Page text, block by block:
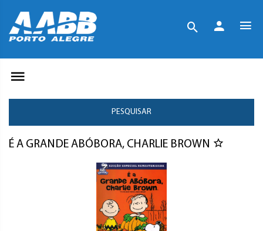
PESQUISAR
É A GRANDE ABÓBORA, CHARLIE BROWN